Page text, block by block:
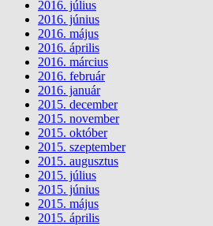
2016. július
2016. június
2016. május
2016. április
2016. március
2016. február
2016. január
2015. december
2015. november
2015. október
2015. szeptember
2015. augusztus
2015. július
2015. június
2015. május
2015. április